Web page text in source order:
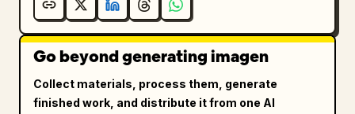
Go beyond generating imagen
Collect materials, process them, generate
finished work, and distribute it from one AI